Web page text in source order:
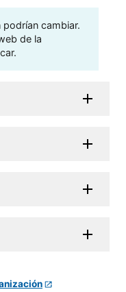
cambiar.
de la